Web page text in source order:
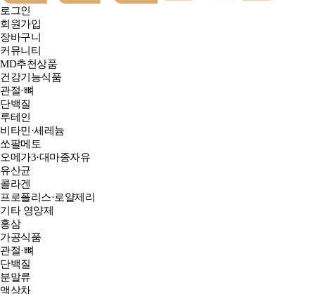
로그인
회원가입
장바구니
커뮤니티
MD추천상품
건강기능식품
관절·뼈
단백질
루테인
비타민·세레늄
쏘팔메토
오메가3·대마종자유
유산균
콜라겐
프로폴리스·로얄제리
기타 영양제
홍삼
가공식품
관절·뼈
단백질
분말류
액상차